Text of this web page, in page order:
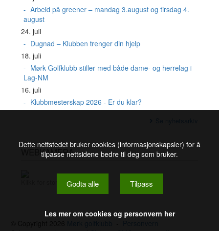
Arbeid på greener – mandag 3.august og tirsdag 4.
august
24. juli
Dugnad – Klubben trenger din hjelp
18. juli
Mørk Golfklubb stiller med både dame- og herrelag i
Lag-NM
16. juli
Klubbmesterskap 2026 - Er du klar?
WEBKAMERA
Klikk for stort bilde
Dette nettstedet bruker cookies (informasjonskapsler) for å
tilpasse nettsidene bedre til deg som bruker.
Godta alle Tilpass
Les mer om cookies og personvern her